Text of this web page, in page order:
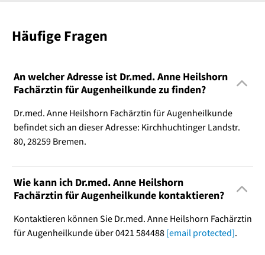
Häufige Fragen
An welcher Adresse ist Dr.med. Anne Heilshorn
Fachärztin für Augenheilkunde zu finden?
Dr.med. Anne Heilshorn Fachärztin für Augenheilkunde
befindet sich an dieser Adresse: Kirchhuchtinger Landstr.
80, 28259 Bremen.
Wie kann ich Dr.med. Anne Heilshorn
Fachärztin für Augenheilkunde kontaktieren?
Kontaktieren können Sie Dr.med. Anne Heilshorn Fachärztin
für Augenheilkunde über 0421 584488 [email protected].